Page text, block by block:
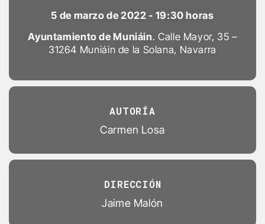
5 de marzo de 2022 - 19:30 horas
Ayuntamiento de Muniáin. Calle Mayor, 35 –
31264 Muniáin de la Solana, Navarra
AUTORÍA
Carmen Losa
DIRECCIÓN
Jaime Malón